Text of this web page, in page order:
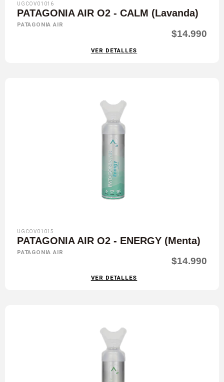
UGCOV01016
PATAGONIA AIR O2 - CALM (Lavanda)
PATAGONIA AIR
$14.990
VER DETALLES
UGCOV01015
PATAGONIA AIR O2 - ENERGY (Menta)
PATAGONIA AIR
$14.990
VER DETALLES